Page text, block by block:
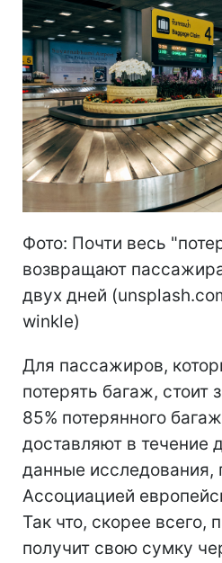
Фото: Почти весь
возвращают
двух дней
winkle)
Для пассажиров,
потерять багаж, стоит
85% потерянного
доставляют в течение
данные исследования,
Ассоциацией
Так что, скорее всего,
получит свою сумку